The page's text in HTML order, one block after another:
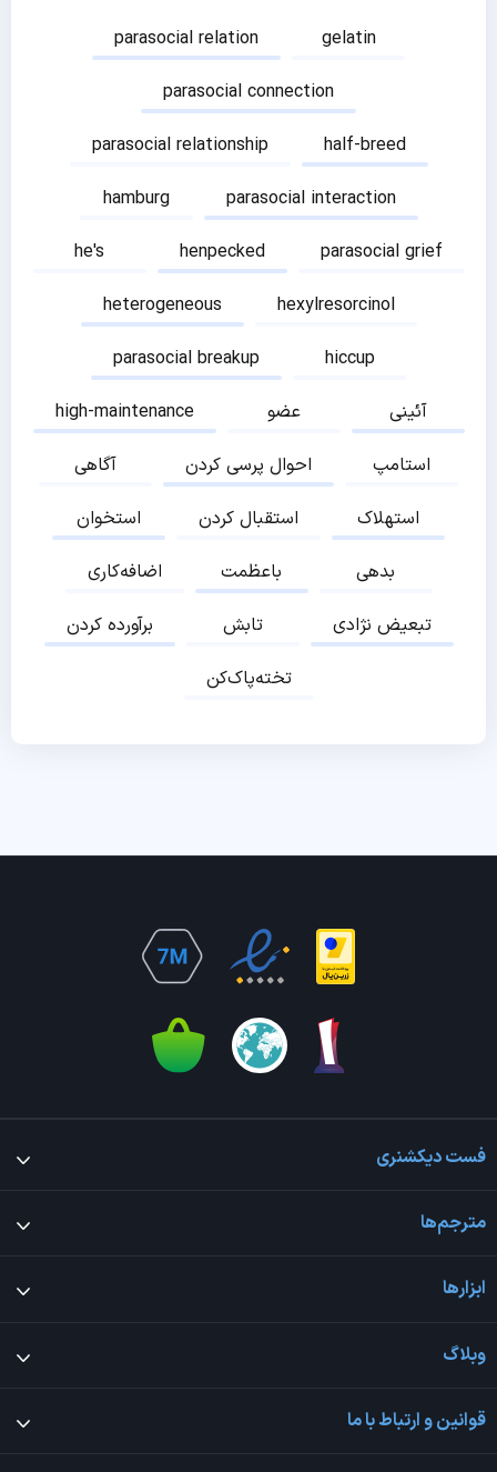
parasocial relation
gelatin
parasocial connection
parasocial relationship
half-breed
hamburg
parasocial interaction
he's
henpecked
parasocial grief
heterogeneous
hexylresorcinol
parasocial breakup
hiccup
high-maintenance
عضو
آئینی
آگاهی
احوال پرسی کردن
استامپ
استخوان
استقبال کردن
استهلاک
اضافه‌کاری
باعظمت
بدهی
برآورده کردن
تابش
تبعیض نژادی
تخته‌پاک‌کن
فست دیکشنری
مترجم‌ها
ابزارها
وبلاگ
قوانین و ارتباط با ما